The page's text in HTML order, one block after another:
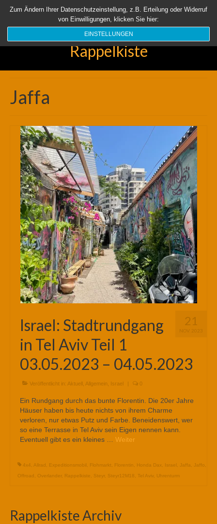
Startseite Aktuell Über uns Unsere Rappelkiste Länder
Suchen
Rappelkiste
Jaffa
21
NOV. 2023
Israel: Stadtrundgang
in Tel Aviv Teil 1
03.05.2023 – 04.05.2023
Veröffentlicht in: Aktuell Allgemein Israel | 0
Ein Rundgang durch das bunte Florentin. Die 20er Jahre
Häuser haben bis heute nichts von ihrem Charme
verloren, nur etwas Putz und Farbe. Beneidenswert, wer
so eine Terrasse in Tel Aviv sein Eigen nennen kann.
Eventuell gibt es ein kleines … Weiter
4x4 Allrad Expeditionsmobil Flohmarkt Florentin Honda Dax Israel Jaffa Jaffo
Offroad
Overlander, Rappelkiste Steyr, Steyr12M18 Tel Aviv, Uhrenturm
Rappelkiste Archiv
Zum Ändern Ihrer Datenschutzeinstellung, z.B. Erteilung oder Widerruf
von Einwilligungen, klicken Sie hier:
EINSTELLUNGEN